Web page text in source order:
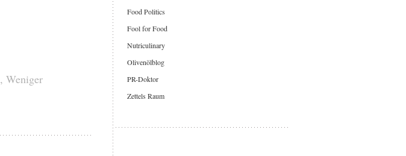
, Weniger
Food Politics
Fool for Food
Nutriculinary
Olivenölblog
PR-Doktor
Zettels Raum